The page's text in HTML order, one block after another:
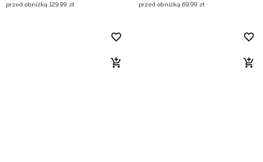
przed obniżką 129,99 zł
przed obniżką 69,99 zł